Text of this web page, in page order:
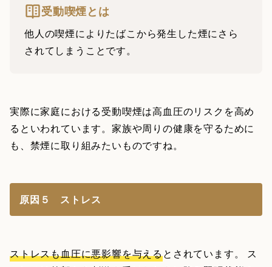
受動喫煙とは
他人の喫煙によりたばこから発生した煙にさら
されてしまうことです。
実際に家庭における受動喫煙は高血圧のリスクを高め
るといわれています。家族や周りの健康を守るために
も、禁煙に取り組みたいものですね。
原因５ ストレス
ストレスも血圧に悪影響を与えるとされています。 ス